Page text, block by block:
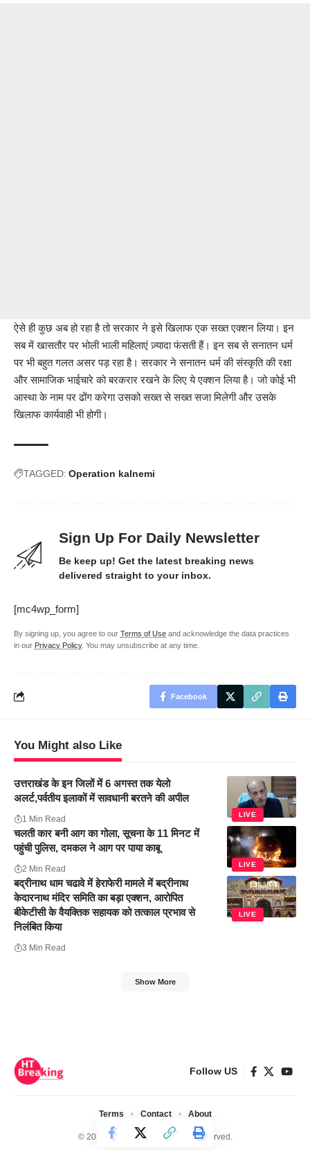
ऐसे ही कुछ अब हो रहा है तो सरकार ने इसे खिलाफ एक सख्त एक्शन लिया। इन
सब में खासतौर पर भोली भाली महिलाएं ज़्यादा फंसती हैं। इन सब से सनातन धर्म
पर भी बहुत गलत असर पड़ रहा है। सरकार ने सनातन धर्म की संस्कृति की रक्षा
और सामाजिक भाईचारे को बरकरार रखने के लिए ये एक्शन लिया है। जो कोई भी
आस्था के नाम पर ढोंग करेगा उसको सख्त से सख्त सजा मिलेगी और उसके
खिलाफ कार्यवाही भी होगी।
TAGGED: Operation kalnemi
Sign Up For Daily Newsletter
Be keep up! Get the latest breaking news
delivered straight to your inbox.
[mc4wp_form]
By signing up, you agree to our Terms of Use and acknowledge the data practices
in our Privacy Policy. You may unsubscribe at any time.
Facebook
You Might also Like
LIVE
उत्तराखंड के इन जिलों में 6 अगस्त तक येलो
अलर्ट,पर्वतीय इलाकों में सावधानी बरतने की अपील
1 Min Read
LIVE
चलती कार बनी आग का गोला, सूचना के 11 मिनट में
पहुंची पुलिस, दमकल ने आग पर पाया काबू
2 Min Read
LIVE
बद्रीनाथ धाम चढावे में हेराफेरी मामले में बद्रीनाथ
केदारनाथ मंदिर समिति का बड़ा एक्शन, आरोपित
बीकेटीसी के वैयक्तिक सहायक को तत्काल प्रभाव से
निलंबित किया
3 Min Read
Show More
Follow US
© 2024 Ht Breaking. All Rights Reserved.
Terms Contact About